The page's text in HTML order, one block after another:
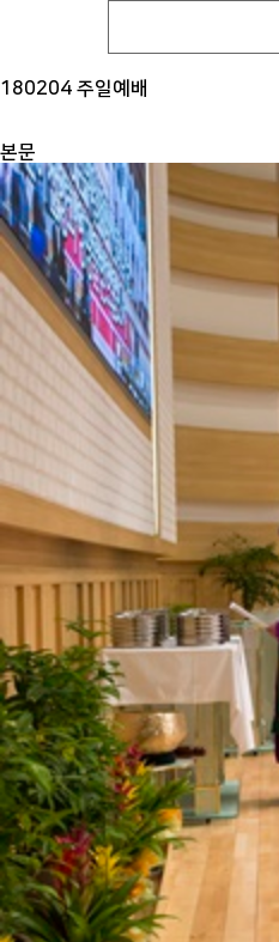
180204 주일예배
본문